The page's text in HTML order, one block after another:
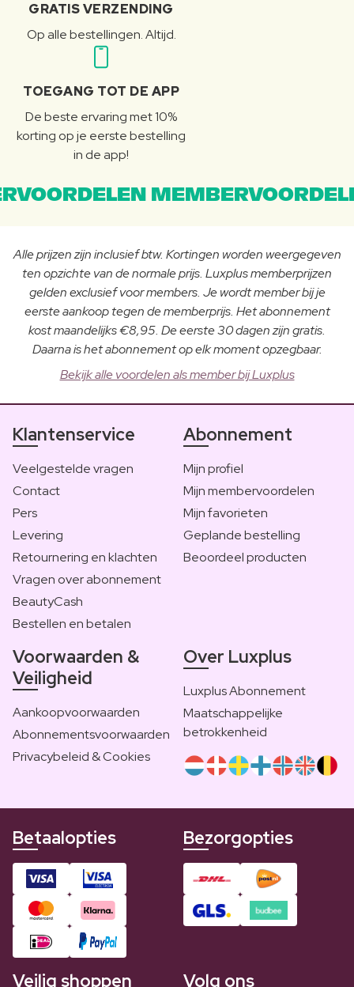
GRATIS VERZENDING
Op alle bestellingen. Altijd.
TOEGANG TOT DE APP
De beste ervaring met 10%
korting op je eerste bestelling
in de app!
Alle prijzen zijn inclusief btw. Kortingen worden weergegeven
ten opzichte van de normale prijs. Luxplus memberprijzen
gelden exclusief voor members. Je wordt member bij je
eerste aankoop tegen de memberprijs. Het abonnement
kost maandelijks €8,95. De eerste 30 dagen zijn gratis.
Daarna is het abonnement op elk moment opzegbaar.
Bekijk alle voordelen als member bij Luxplus
Klantenservice
Veelgestelde vragen
Contact
Pers
Levering
Retournering en klachten
Vragen over abonnement
BeautyCash
Bestellen en betalen
Abonnement
Mijn profiel
Mijn membervoordelen
Mijn favorieten
Geplande bestelling
Beoordeel producten
Voorwaarden &
Veiligheid
Aankoopvoorwaarden
Abonnementsvoorwaarden
Privacybeleid & Cookies
Over Luxplus
Luxplus Abonnement
Maatschappelijke
betrokkenheid
Betaalopties Bezorgopties
Veilig shoppen Volg ons